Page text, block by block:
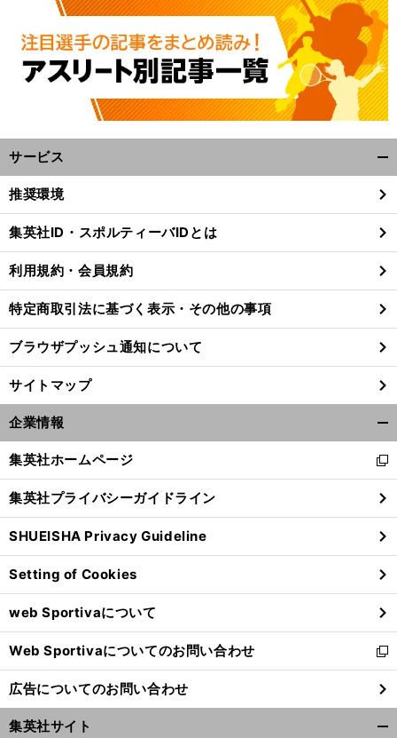
サービス
閉
る
推奨環境
集英社ID・スポルティーバIDとは
利用規約・会員規約
特定商取引法に基づく表示・その他の事項
ブラウザプッシュ通知について
サイトマップ
企業情報
閉
る
集英社ホームページ
新
し
い
ウ
ィ
ン
ド
ウ
で
開
く
集英社プライバシーガイドライン
SHUEISHA Privacy Guideline
Setting of Cookies
web Sportivaについて
Web Sportivaについてのお問い合わせ
新
し
い
ウ
ィ
広告についてのお問い合わせ
集英社サイト